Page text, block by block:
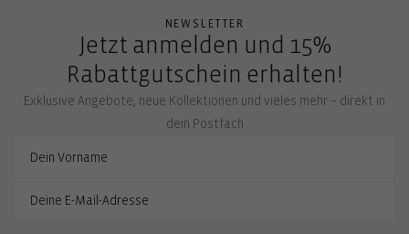
NEWSLETTER
Jetzt anmelden und 15%
Rabattgutschein erhalten!
Exklusive Angebote, neue Kollektionen und vieles mehr – direkt in
dein Postfach